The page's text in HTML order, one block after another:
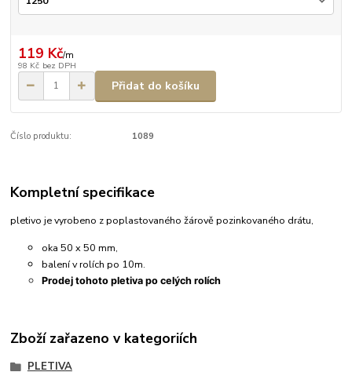
119 Kč/m
98 Kč bez DPH
Přidat do košíku
Číslo produktu: 1089
Kompletní specifikace
pletivo je vyrobeno z poplastovaného žárově pozinkovaného drátu,
oka 50 x 50 mm,
balení v rolích po 10m.
Prodej tohoto pletiva po celých rolích
Zboží zařazeno v kategoriích
PLETIVA